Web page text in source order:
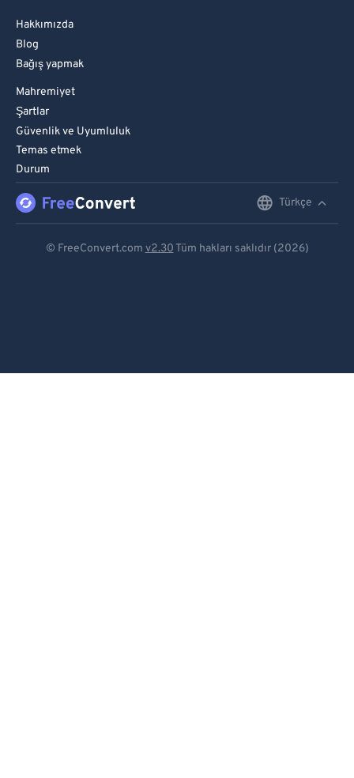
Hakkımızda
Blog
Bağış yapmak
Mahremiyet
Şartlar
Güvenlik ve Uyumluluk
Temas etmek
Durum
Türkçe
© FreeConvert.com v2.30 Tüm hakları saklıdır (2026)